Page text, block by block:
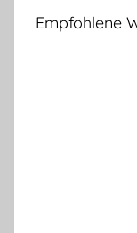
Empfohlene